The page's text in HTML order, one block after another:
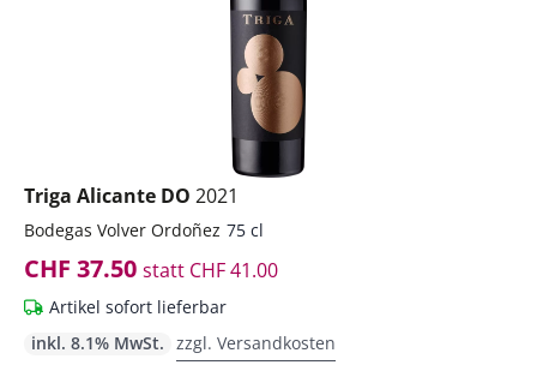
Triga Alicante DO 2021
Bodegas Volver Ordoñez 75 cl
CHF 37.50 statt CHF 41.00
Artikel sofort lieferbar
inkl. 8.1% MwSt. zzgl. Versandkosten